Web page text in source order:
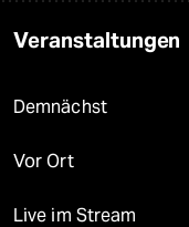
Veranstaltungen
Demnächst
Vor Ort
Live im Stream